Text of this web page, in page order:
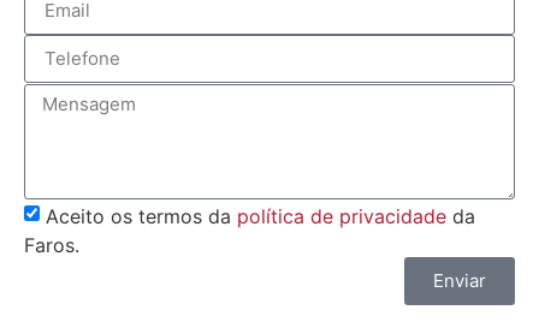
Aceito os termos da política de privacidade da
Faros.
Enviar